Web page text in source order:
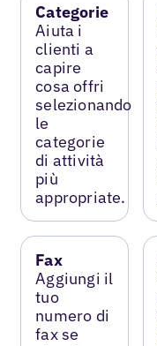
Categorie
Aiuta i
clienti a
capire
cosa offri
selezionando
le
categorie
di attività
più
appropriate.
Fax
Aggiungi il
tuo
numero di
fax se